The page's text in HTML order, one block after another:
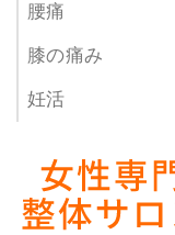
腰痛
膝の痛み
妊活